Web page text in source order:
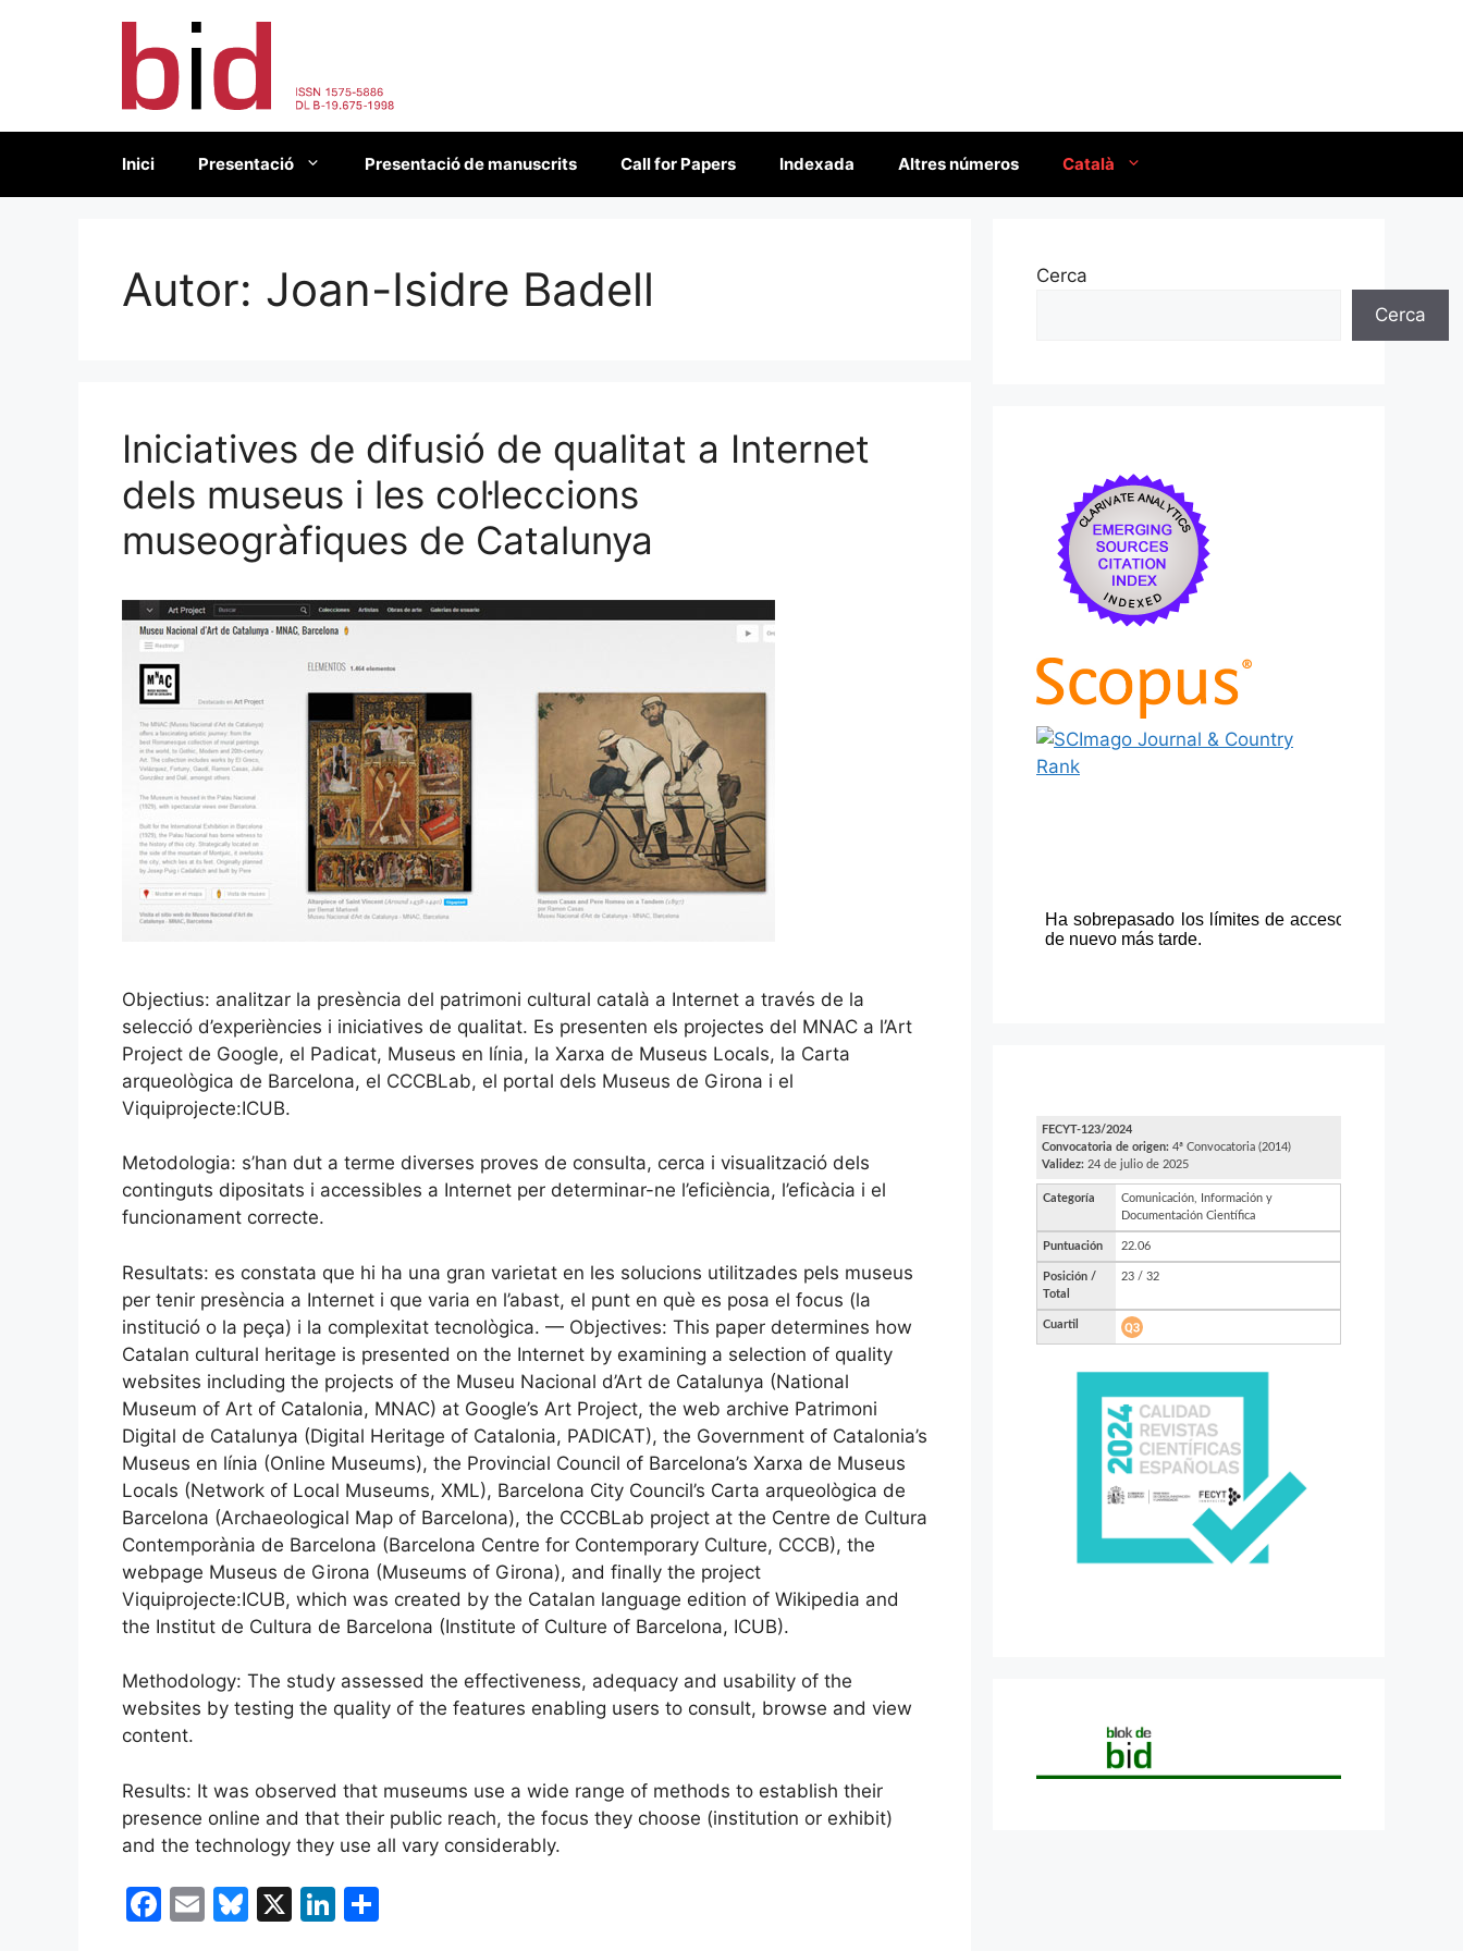
Inici Presentació Presentació de manuscrits Call for Papers Indexada Altres números Català
Autor: Joan-Isidre Badell
Iniciatives de difusió de qualitat a Internet
dels museus i les col·leccions
museogràfiques de Catalunya
Objectius: analitzar la presència del patrimoni cultural català a Internet a través de la
selecció d’experiències i iniciatives de qualitat. Es presenten els projectes del MNAC a l’Art
Project de Google, el Padicat, Museus en línia, la Xarxa de Museus Locals, la Carta
arqueològica de Barcelona, el CCCBLab, el portal dels Museus de Girona i el
Viquiprojecte:ICUB.
Metodologia: s’han dut a terme diverses proves de consulta, cerca i visualització dels
continguts dipositats i accessibles a Internet per determinar-ne l’eficiència, l’eficàcia i el
funcionament correcte.
Resultats: es constata que hi ha una gran varietat en les solucions utilitzades pels museus
per tenir presència a Internet i que varia en l’abast, el punt en què es posa el focus (la
institució o la peça) i la complexitat tecnològica. — Objectives: This paper determines how
Catalan cultural heritage is presented on the Internet by examining a selection of quality
websites including the projects of the Museu Nacional d’Art de Catalunya (National
Museum of Art of Catalonia, MNAC) at Google’s Art Project, the web archive Patrimoni
Digital de Catalunya (Digital Heritage of Catalonia, PADICAT), the Government of Catalonia’s
Museus en línia (Online Museums), the Provincial Council of Barcelona’s Xarxa de Museus
Locals (Network of Local Museums, XML), Barcelona City Council’s Carta arqueològica de
Barcelona (Archaeological Map of Barcelona), the CCCBLab project at the Centre de Cultura
Contemporània de Barcelona (Barcelona Centre for Contemporary Culture, CCCB), the
webpage Museus de Girona (Museums of Girona), and finally the project
Viquiprojecte:ICUB, which was created by the Catalan language edition of Wikipedia and
the Institut de Cultura de Barcelona (Institute of Culture of Barcelona, ICUB).
Methodology: The study assessed the effectiveness, adequacy and usability of the
websites by testing the quality of the features enabling users to consult, browse and view
content.
Results: It was observed that museums use a wide range of methods to establish their
presence online and that their public reach, the focus they choose (institution or exhibit)
and the technology they use all vary considerably.
F
E
Bl X
Li
Cerca
Cerca